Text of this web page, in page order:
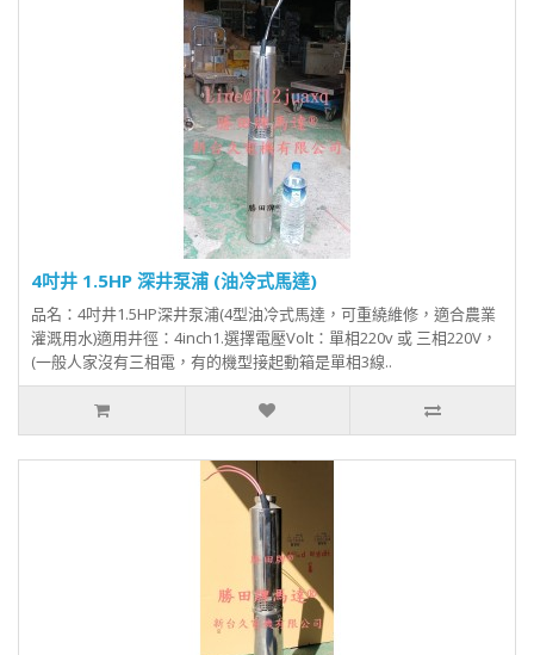
4吋井 1.5HP 深井泵浦 (油冷式馬達)
品名：4吋井1.5HP深井泵浦(4型油冷式馬達，可重繞維修，適合農業
灌溉用水)適用井徑：4inch1.選擇電壓Volt：單相220v 或 三相220V，
(一般人家沒有三相電，有的機型接起動箱是單相3線..